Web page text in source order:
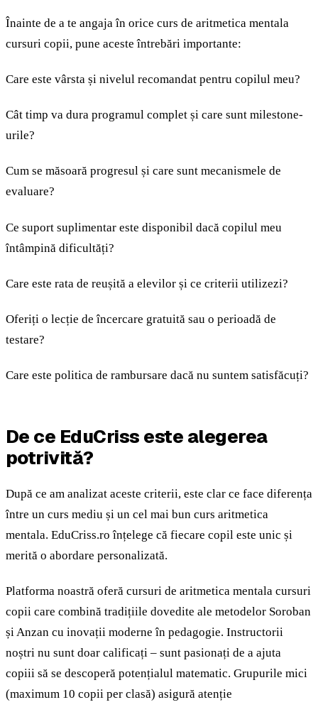
Înainte de a te angaja în orice curs de aritmetica mentala
cursuri copii, pune aceste întrebări importante:
Care este vârsta și nivelul recomandat pentru copilul meu?
Cât timp va dura programul complet și care sunt milestone-
urile?
Cum se măsoară progresul și care sunt mecanismele de
evaluare?
Ce suport suplimentar este disponibil dacă copilul meu
întâmpină dificultăți?
Care este rata de reușită a elevilor și ce criterii utilizezi?
Oferiți o lecție de încercare gratuită sau o perioadă de
testare?
Care este politica de rambursare dacă nu suntem satisfăcuți?
De ce EduCriss este alegerea
potrivită?
După ce am analizat aceste criterii, este clar ce face diferența
între un curs mediu și un cel mai bun curs aritmetica
mentala. EduCriss.ro înțelege că fiecare copil este unic și
merită o abordare personalizată.
Platforma noastră oferă cursuri de aritmetica mentala cursuri
copii care combină tradițiile dovedite ale metodelor Soroban
și Anzan cu inovații moderne în pedagogie. Instructorii
noștri nu sunt doar calificați – sunt pasionați de a ajuta
copiii să se descoperă potențialul matematic. Grupurile mici
(maximum 10 copii per clasă) asigură atenție